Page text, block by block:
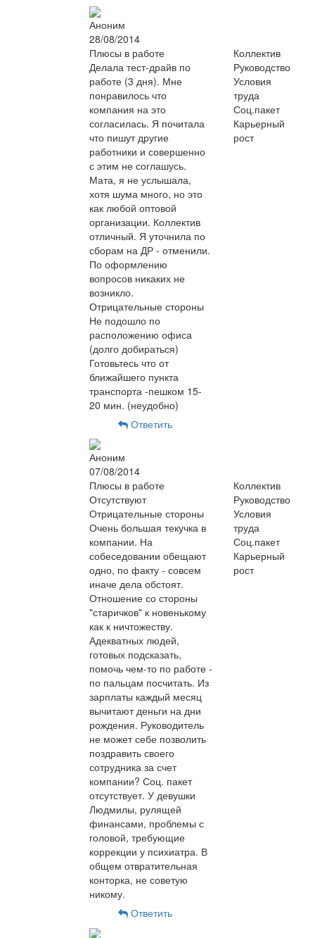
Аноним
28/08/2014
Плюсы в работе
Делала тест-драйв по
работе (3 дня). Мне
понравилось что
компания на это
согласилась. Я почитала
что пишут другие
работники и совершенно
с этим не соглашусь.
Мата, я не услышала,
хотя шума много, но это
как любой оптовой
организации. Коллектив
отличный. Я уточнила по
сборам на ДР - отменили.
По оформлению
вопросов никаких не
возникло.
Отрицательные стороны
Не подошло по
расположению офиса
(долго добираться)
Готовьтесь что от
ближайшего пункта
транспорта -пешком 15-
20 мин. (неудобно)
Коллектив
Руководство
Условия
труда
Соц.пакет
Карьерный
рост
Ответить
Аноним
07/08/2014
Плюсы в работе
Отсутствуют
Отрицательные стороны
Очень большая текучка в
компании. На
собеседовании обещают
одно, по факту - совсем
иначе дела обстоят.
Отношение со стороны
"старичков" к новенькому
как к ничтожеству.
Адекватных людей,
готовых подсказать,
помочь чем-то по работе -
по пальцам посчитать. Из
зарплаты каждый месяц
вычитают деньги на дни
рождения. Руководитель
не может себе позволить
поздравить своего
сотрудника за счет
компании? Соц. пакет
отсутствует. У девушки
Людмилы, рулящей
финансами, проблемы с
головой, требующие
коррекции у психиатра. В
общем отвратительная
конторка, не советую
никому.
Коллектив
Руководство
Условия
труда
Соц.пакет
Карьерный
рост
Ответить